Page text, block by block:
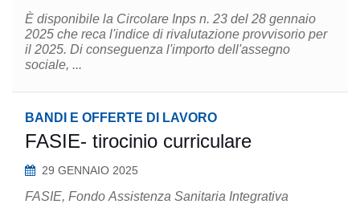
È disponibile la Circolare Inps n. 23 del 28 gennaio
2025 che reca l'indice di rivalutazione provvisorio per
il 2025. Di conseguenza l'importo dell'assegno
sociale, ...
BANDI E OFFERTE DI LAVORO
FASIE- tirocinio curriculare
29 GENNAIO 2025
FASIE, Fondo Assistenza Sanitaria Integrativa